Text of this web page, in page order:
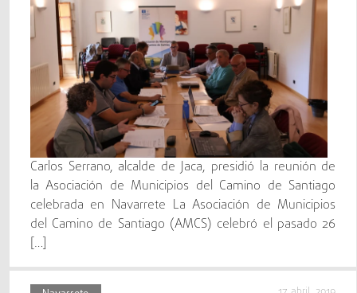
Carlos Serrano, alcalde de Jaca, presidió la reunión de
la Asociación de Municipios del Camino de Santiago
celebrada en Navarrete La Asociación de Municipios
del Camino de Santiago (AMCS) celebró el pasado 26
[…]